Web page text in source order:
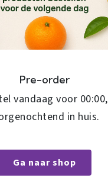
Pre-order
vandaag voor 00:00,
in huis.
Ga naar shop